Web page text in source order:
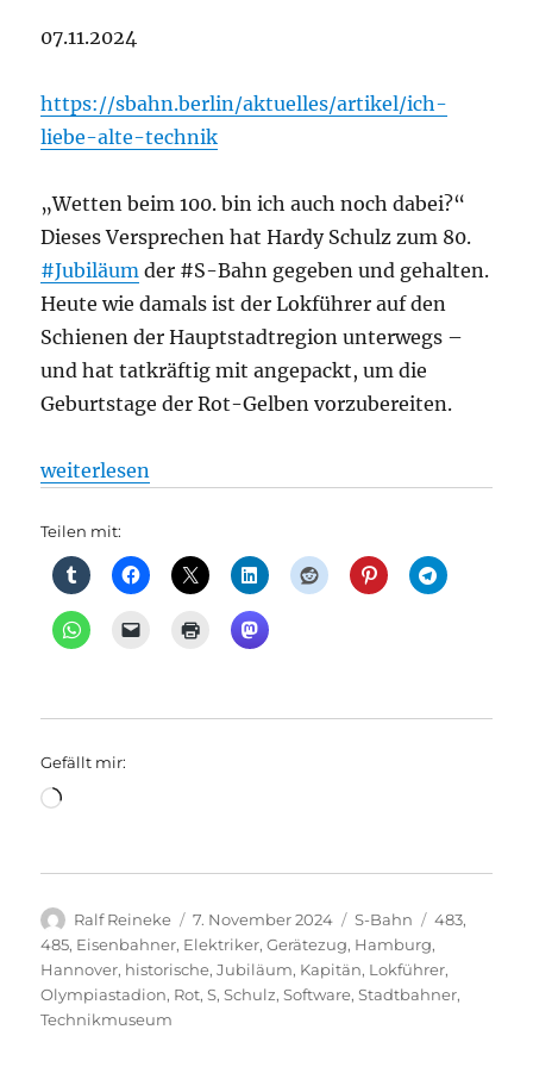
07.11.2024
https://sbahn.berlin/aktuelles/artikel/ich-
liebe-alte-technik
„Wetten beim 100. bin ich auch noch dabei?“
Dieses Versprechen hat Hardy Schulz zum 80.
#Jubiläum der #S-Bahn gegeben und gehalten.
Heute wie damals ist der Lokführer auf den
Schienen der Hauptstadtregion unterwegs –
und hat tatkräftig mit angepackt, um die
Geburtstage der Rot-Gelben vorzubereiten.
„S-Bahn: Lokführer seit fast 40 Jahren, aus S-
weiterlesen
Teilen mit:
Gefällt mir:
Wird
Autor
Ralf Reineke
Veröffentlicht
am
7. November 2024 Kategorien
S-Bahn 483,
485, Eisenbahner, Elektriker,Gerätezug, Hamburg,
Hannover, historische,Jubiläum, Kapitän, Lokführer,
Olympiastadion, Rot,S,Schulz,Software,Stadtbahner,
Technikmuseum